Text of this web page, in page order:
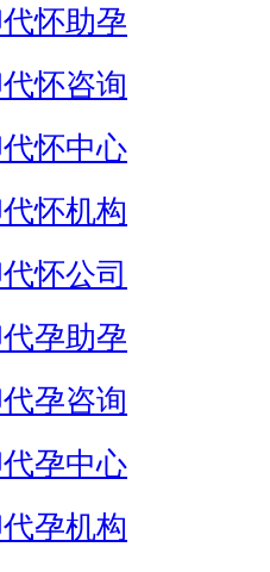
怀助孕
怀咨询
怀中心
怀机构
怀公司
孕助孕
孕咨询
孕中心
孕机构